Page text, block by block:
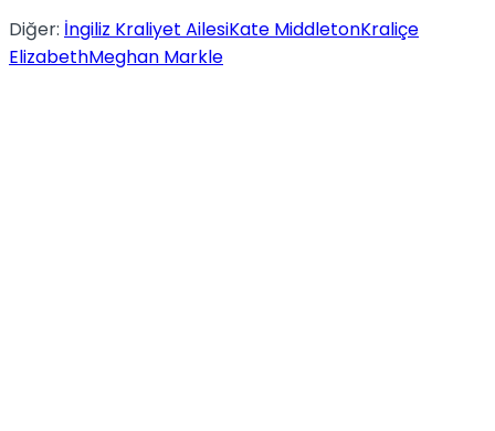
Diğer: İngiliz Kraliyet AilesiKate MiddletonKraliçe
ElizabethMeghan Markle